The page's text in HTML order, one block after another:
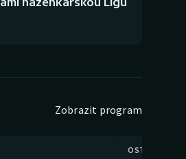
Zobrazit program
OSTATNÍ